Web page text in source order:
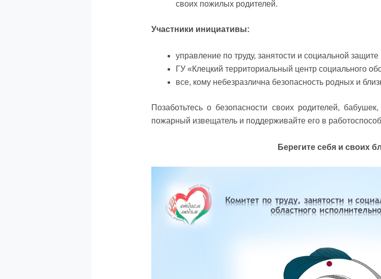
своих пожилых родителей.
Участники инициативы:
управление по труду, занятости и социальной
ГУ «Клецкий территориальный центр социального
все, кому небезразлична безопасность родных и
Позаботьтесь о безопасности своих родителей,
пожарный извещатель и поддерживайте его в
Берегите себя и своих